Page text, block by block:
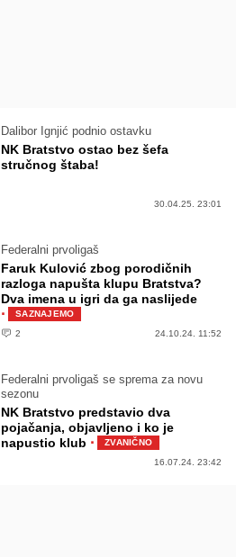
Dalibor Ignjić podnio ostavku
NK Bratstvo ostao bez šefa
stručnog štaba!
30.04.25. 23:01
Federalni prvoligaš
Faruk Kulović zbog porodičnih
razloga napušta klupu Bratstva?
Dva imena u igri da ga naslijede
·
SAZNAJEMO
2
24.10.24. 11:52
Federalni prvoligaš se sprema za novu
sezonu
NK Bratstvo predstavio dva
pojačanja, objavljeno i ko je
napustio klub ·
ZVANIČNO
16.07.24. 23:42